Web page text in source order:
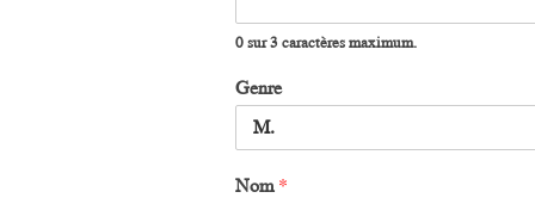
0 sur 3 caractères maximum.
Genre
Nom *